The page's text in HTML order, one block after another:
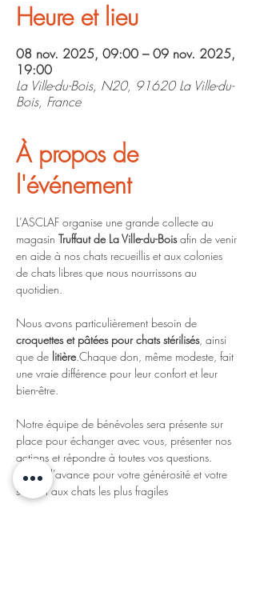
Heure et lieu
08 nov. 2025, 09:00 – 09 nov. 2025,
19:00
La Ville-du-Bois, N20, 91620 La Ville-du-
Bois, France
À propos de
l'événement
L’ASCLAF organise une grande collecte au
magasin Truffaut de La Ville-du-Bois afin de venir
en aide à nos chats recueillis et aux colonies
de chats libres que nous nourrissons au
quotidien.
Nous avons particulièrement besoin de
croquettes et pâtées pour chats stérilisés, ainsi
que de litière.Chaque don, même modeste, fait
une vraie différence pour leur confort et leur
bien-être.
Notre équipe de bénévoles sera présente sur
place pour échanger avec vous, présenter nos
actions et répondre à toutes vos questions.
Merci d’avance pour votre générosité et votre
soutien aux chats les plus fragiles